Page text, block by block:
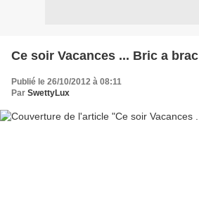
Ce soir Vacances ... Bric a brac
Publié le 26/10/2012 à 08:11
Par SwettyLux